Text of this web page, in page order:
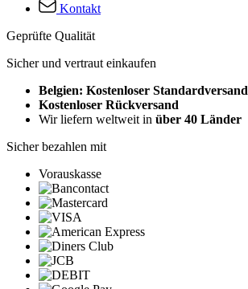
Kontakt
Geprüfte Qualität
Sicher und vertraut einkaufen
Belgien: Kostenloser Standardversand
Kostenloser Rückversand
Wir liefern weltweit in über 40 Länder
Sicher bezahlen mit
Vorauskasse